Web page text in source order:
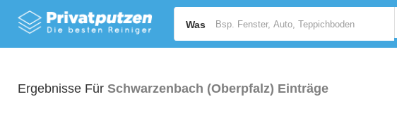
Was
Ergebnisse Für Schwarzenbach (Oberpfalz) Einträge